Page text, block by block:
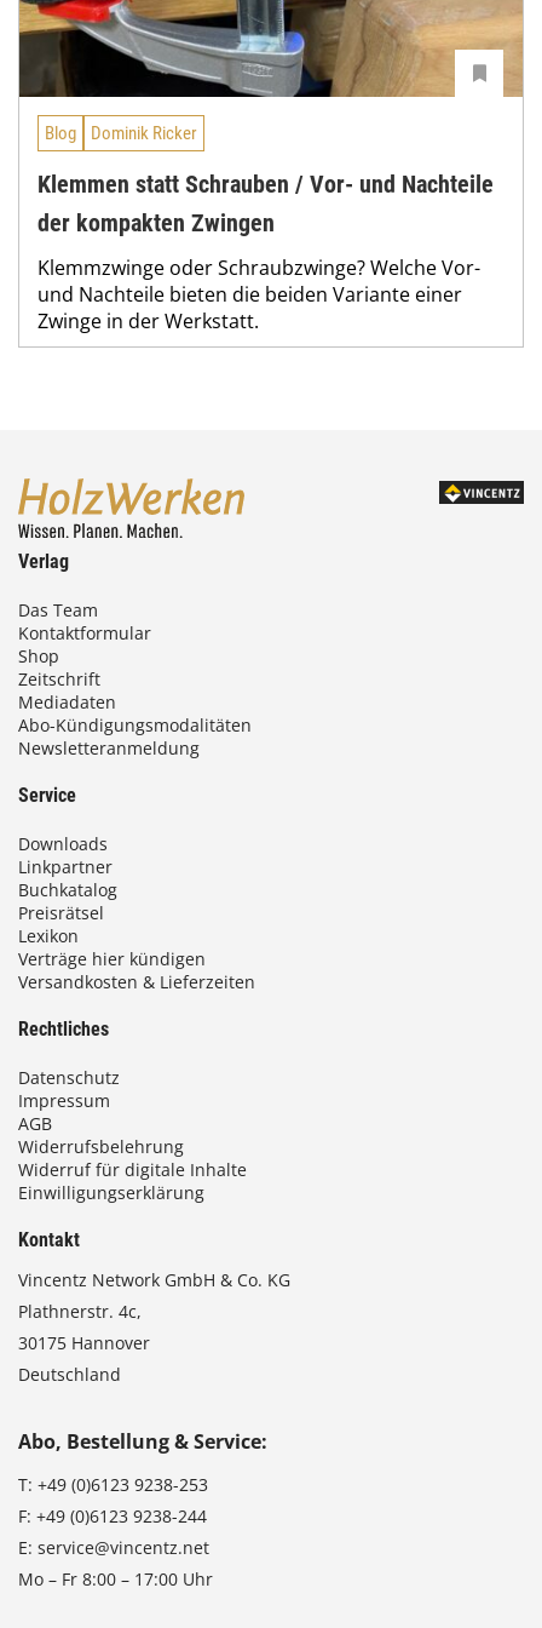
Blog Dominik Ricker
Klemmen statt Schrauben / Vor- und Nachteile
der kompakten Zwingen
Klemmzwinge oder Schraubzwinge? Welche Vor-
und Nachteile bieten die beiden Variante einer
Zwinge in der Werkstatt.
Verlag
Das Team
Kontaktformular
Shop
Zeitschrift
Mediadaten
Abo-Kündigungsmodalitäten
Newsletteranmeldung
Service
Downloads
Linkpartner
Buchkatalog
Preisrätsel
Lexikon
Verträge hier kündigen
Versandkosten & Lieferzeiten
Rechtliches
Datenschutz
Impressum
AGB
Widerrufsbelehrung
Widerruf für digitale Inhalte
Einwilligungserklärung
Kontakt
Vincentz Network GmbH & Co. KG
Plathnerstr. 4c,
30175 Hannover
Deutschland
Abo, Bestellung & Service:
T: +49 (0)6123 9238-253
F: +49 (0)6123 9238-244
E: service@vincentz.net
Mo – Fr 8:00 – 17:00 Uhr